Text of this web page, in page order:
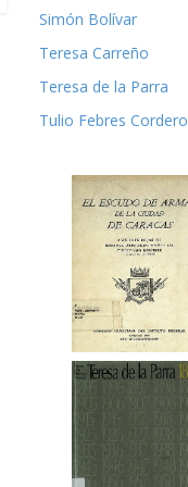
Simón Bolívar
Teresa Carreño
Teresa de la Parra
Tulio Febres Cordero